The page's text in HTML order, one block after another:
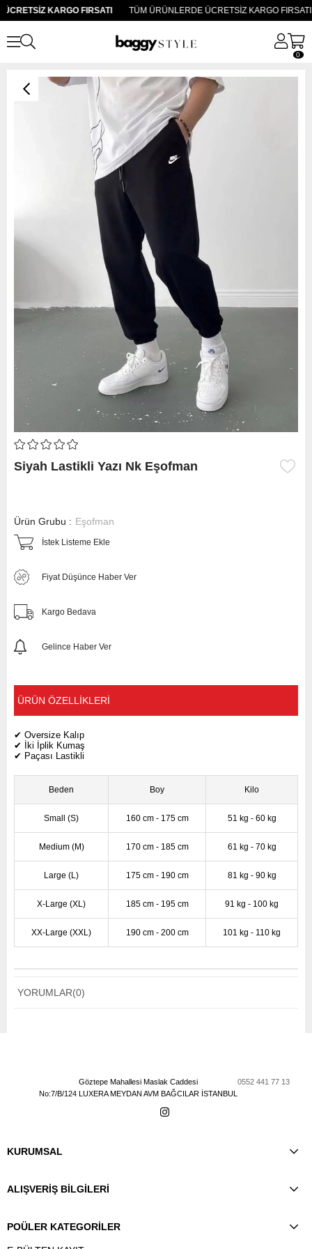
KARGO FIRSATI TÜM ÜRÜNLERDE ÜCRETSİZ KARGO FIRSATI
0
Siyah Lastikli Yazı Nk Eşofman
Ürün Grubu : Eşofman
İstek Listeme Ekle
Fiyat Düşünce Haber Ver
Kargo Bedava
Gelince Haber Ver
ÜRÜN ÖZELLIKLERI
✔ Oversize Kalıp
✔ İki İplik Kumaş
✔ Paçası Lastikli
Beden Boy Kilo
Small (S) 160 cm - 175 cm 51 kg - 60 kg
Medium (M) 170 cm - 185 cm 61 kg - 70 kg
Large (L) 175 cm - 190 cm 81 kg - 90 kg
X-Large (XL) 185 cm - 195 cm 91 kg - 100 kg
XX-Large (XXL) 190 cm - 200 cm 101 kg - 110 kg
YORUMLAR(0)
Göztepe Mahallesi Maslak Caddesi
No:7/B/124 LUXERA MEYDAN AVM BAĞCILAR İSTANBUL
0552 441 77 13
KURUMSAL
ALIŞVERİŞ BİLGİLERİ
POÜLER KATEGORİLER